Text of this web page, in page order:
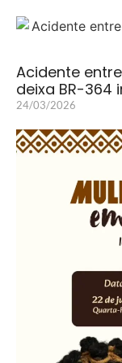
Acidente
deixa BR-364
24/03/2026